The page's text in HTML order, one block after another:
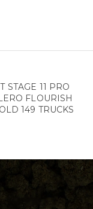
STAGE 11 PRO
FLOURISH
149 TRUCKS